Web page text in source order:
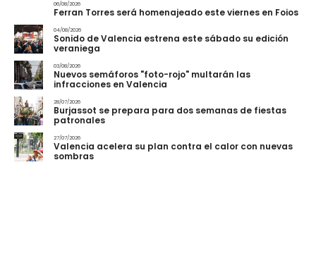
06/08/2026
Ferran Torres será homenajeado este viernes en Foios
04/08/2026
Sonido de Valencia estrena este sábado su edición
veraniega
03/08/2026
Nuevos semáforos "foto-rojo" multarán las
infracciones en Valencia
28/07/2026
Burjassot se prepara para dos semanas de fiestas
patronales
27/07/2026
Valencia acelera su plan contra el calor con nuevas
sombras